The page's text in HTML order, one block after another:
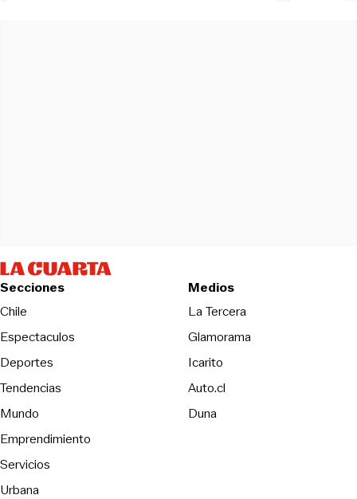
Secciones
Chile
Espectaculos
Deportes
Tendencias
Mundo
Emprendimiento
Servicios
Urbana
Medios
La TerceraOpens in new
Glamorama
Icarito
Auto.cl
DunaOpens in new window